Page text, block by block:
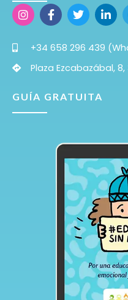
+34 658 296 439
Plaza Ezcabazábal,
GUÍA GRATUITA